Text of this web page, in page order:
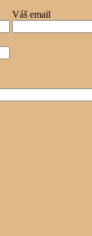
Váš email